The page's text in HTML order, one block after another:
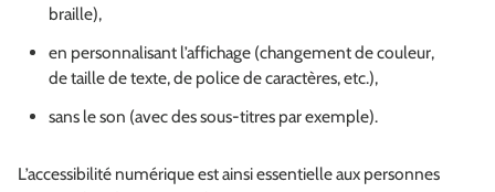
braille),
en personnalisant l’affichage (changement de couleur,
de taille de texte, de police de caractères, etc.),
sans le son (avec des sous-titres par exemple).
L’accessibilité numérique est ainsi essentielle aux personnes